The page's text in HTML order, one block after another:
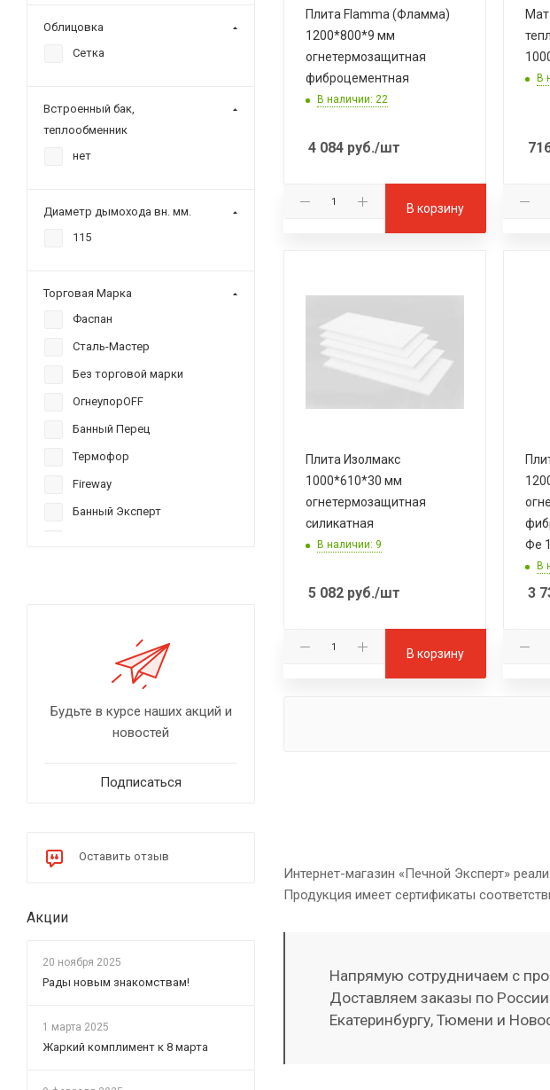
Плита Flamma (Фламма)
1200*800*9 мм
огнетермозащитная
фиброцементная
В наличии: 22
4 084 руб./шт
В корзину
В
Плита Изолмакс
1000*610*30 мм
огнетермозащитная
силикатная
В наличии: 9
5 082 руб./шт
В корзину
Фе
В
3
Интернет-магазин «Печной Эксперт»
Продукция имеет сертификаты
Напрямую сотрудничаем с
Доставляем заказы по
Екатеринбургу, Тюмени и
Облицовка
Сетка
Встроенный бак,
теплообменник
нет
Диаметр дымохода вн. мм.
115
Торговая Марка
Фаспан
Сталь-Мастер
Без торговой марки
ОгнеупорOFF
Банный Перец
Термофор
Fireway
Банный Эксперт
Morgan Ceramics
Дачный Эксперт
Феррум
МикИзол
Будьте в курсе наших акций и
новостей
Подписаться
Оставить отзыв
Акции
20 ноября 2025
Рады новым знакомствам!
1 марта 2025
Жаркий комплимент к 8 марта